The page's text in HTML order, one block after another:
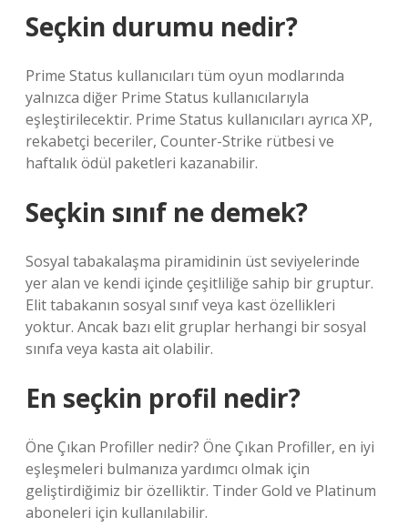
Seçkin durumu nedir?
Prime Status kullanıcıları tüm oyun modlarında
yalnızca diğer Prime Status kullanıcılarıyla
eşleştirilecektir. Prime Status kullanıcıları ayrıca XP,
rekabetçi beceriler, Counter-Strike rütbesi ve
haftalık ödül paketleri kazanabilir.
Seçkin sınıf ne demek?
Sosyal tabakalaşma piramidinin üst seviyelerinde
yer alan ve kendi içinde çeşitliliğe sahip bir gruptur.
Elit tabakanın sosyal sınıf veya kast özellikleri
yoktur. Ancak bazı elit gruplar herhangi bir sosyal
sınıfa veya kasta ait olabilir.
En seçkin profil nedir?
Öne Çıkan Profiller nedir? Öne Çıkan Profiller, en iyi
eşleşmeleri bulmanıza yardımcı olmak için
geliştirdiğimiz bir özelliktir. Tinder Gold ve Platinum
aboneleri için kullanılabilir.